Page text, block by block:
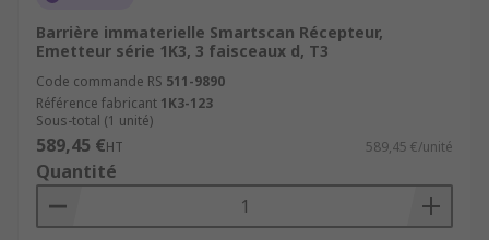
Barrière immaterielle Smartscan Récepteur,
Emetteur série 1K3, 3 faisceaux d, T3
Code commande RS 511-9890
Référence fabricant 1K3-123
Sous-total (1 unité)
589,45 €HT 589,45 €/unité
Quantité